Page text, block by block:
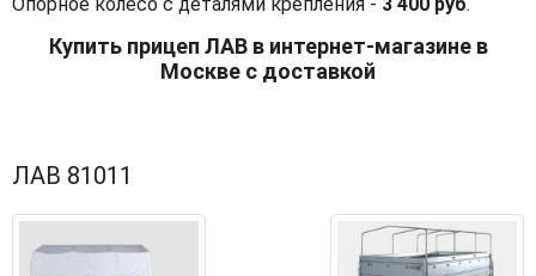
Купить прицеп ЛАВ в интернет-магазине в
Москве с доставкой
ЛАВ 81011